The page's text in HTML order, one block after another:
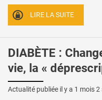
LIRE LA SUITE
DIABÈTE :
vie, la «
Actualité publiée il y a 1 mois 2